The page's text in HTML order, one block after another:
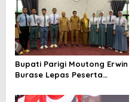
Bupati Parigi Moutong Erwin
Burase Lepas Peserta
Provinsi